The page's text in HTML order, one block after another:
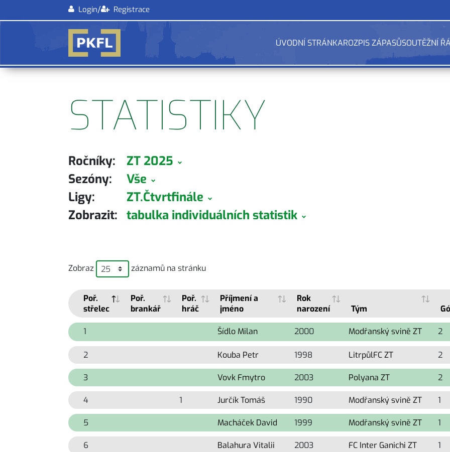
Login/ Registrace
ÚVODNÍ STRÁNKAROZPIS ZÁPASŮSOUTĚŽNÍ
STATISTIKY
ZT 2025
Ročníky:
Vše
Sezóny:
ZT.Čtvrtfinále
Ligy:
tabulka individuálních statistik
Zobrazit:
Zobraz záznamů na stránku
Poř.
střelec
Poř.
brankář
Poř.
hráč
Příjmení a
jméno
Rok
narození
Tým
1 Šídlo Milan 2000 Modřanský svině ZT 2
2 Kouba Petr 1998 LitrpůlFC ZT 2
3 Vovk Fmytro 2003 Polyana ZT 2
4 1 Jurčík Tomáš 1990 Modřanský svině ZT 1
5 Macháček David 1999 Modřanský svině ZT 1
6 Balahura Vitalii 2003 FC Inter Ganichi ZT 1